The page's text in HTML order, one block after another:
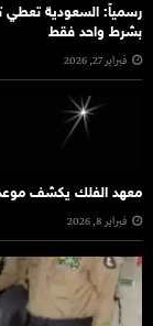
رسمياً: السعودية تعطي
بشرط واحد فقط
فبراير 27, 2026
معهد الفلك يكشف موعد
فبراير 8, 2026